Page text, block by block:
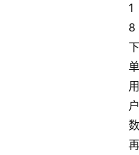
1
8
下
单
用
户
数
再